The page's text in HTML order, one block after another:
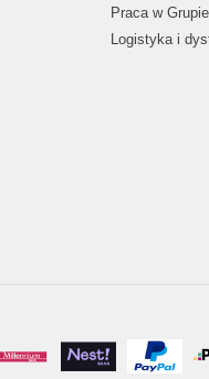
Praca w
Logistyka i